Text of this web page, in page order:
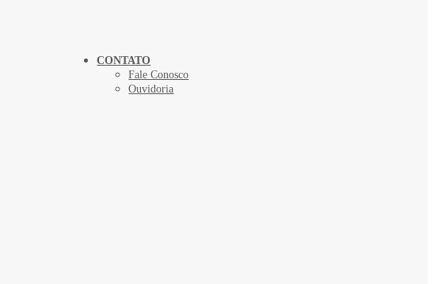
CONTATO
Fale Conosco
Ouvidoria